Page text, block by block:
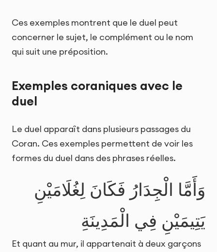
Ces exemples montrent que le duel peut
concerner le sujet, le complément ou le nom
qui suit une préposition.
Exemples coraniques avec le
duel
Le duel apparaît dans plusieurs passages du
Coran. Ces exemples permettent de voir les
formes du duel dans des phrases réelles.
وَأَمَّا الْجِدَارُ فَكَانَ لِغُلَامَيْنِ
يَتِيمَيْنِ فِي الْمَدِينَةِ
Et quant au mur, il appartenait à deux garçons